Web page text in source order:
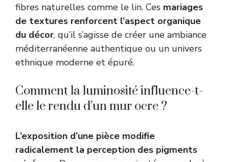
fibres naturelles comme le lin. Ces mariages
de textures renforcent l’aspect organique
du décor, qu’il s’agisse de créer une ambiance
méditerranéenne authentique ou un univers
ethnique moderne et épuré.
Comment la luminosité influence-t-
elle le rendu d’un mur ocre ?
L’exposition d’une pièce modifie
radicalement la perception des pigments